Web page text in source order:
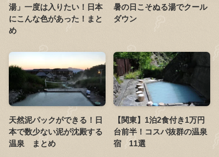
湯」一度は入りたい！日本
にこんな色があった！まと
め
暑の日こそぬる湯でクール
ダウン
天然泥パックができる！日
本で数少ない泥が沈殿する
温泉 まとめ
【関東】1泊2食付き1万円
台前半！コスパ抜群の温泉
宿 11選